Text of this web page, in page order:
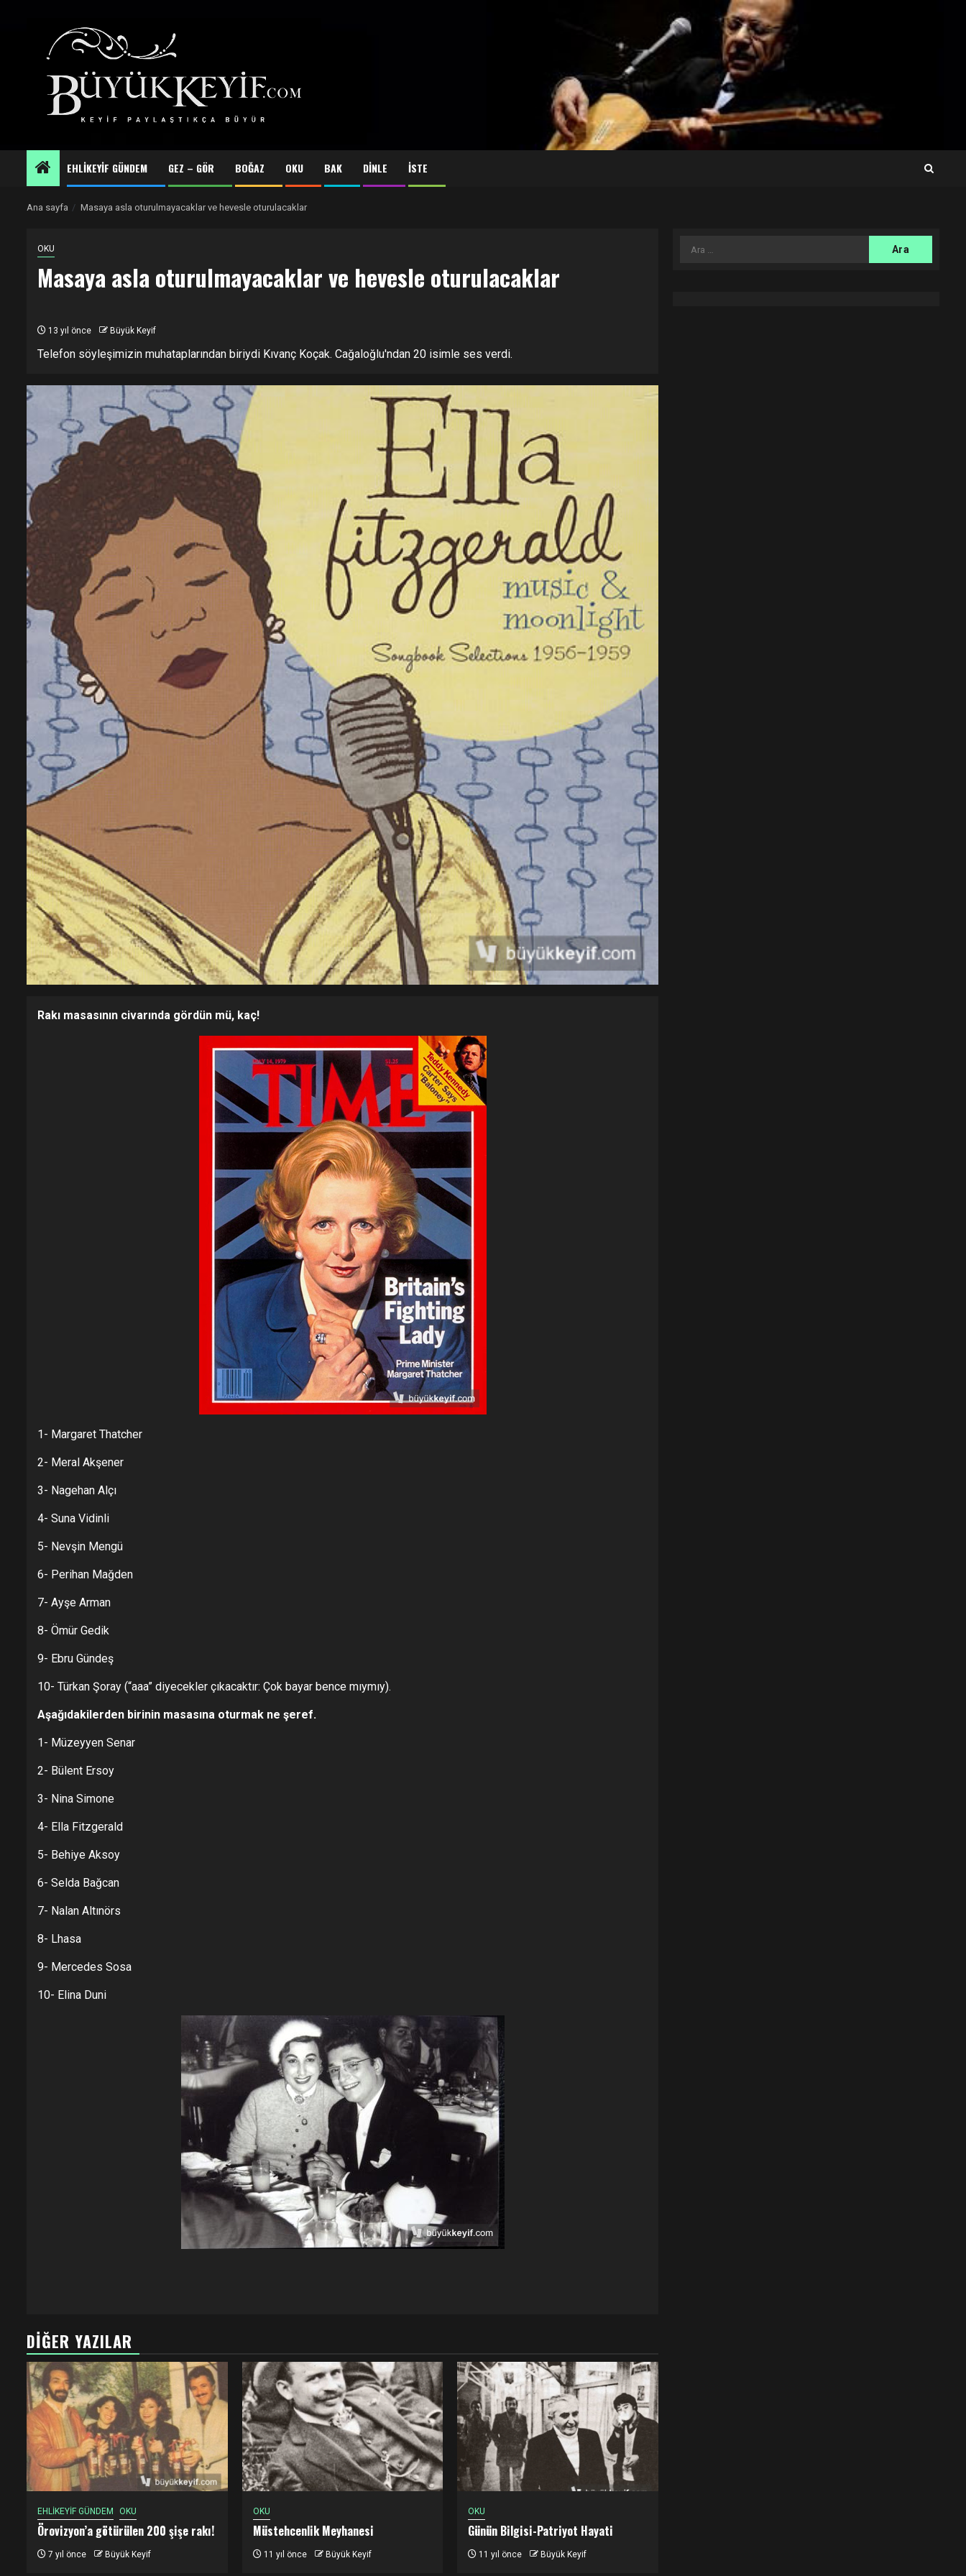
EHLİKEYİF GÜNDEM GEZ – GÖR BOĞAZ OKU BAK DİNLE İSTE
Ana sayfa Masaya asla oturulmayacaklar ve hevesle oturulacaklar
OKU
Masaya asla oturulmayacaklar ve hevesle oturulacaklar
13 yıl önce Büyük Keyif
Telefon söyleşimizin muhataplarından biriydi Kıvanç Koçak. Cağaloğlu'ndan 20 isimle ses verdi.
Rakı masasının civarında gördün mü, kaç!
1- Margaret Thatcher
2- Meral Akşener
3- Nagehan Alçı
4- Suna Vidinli
5- Nevşin Mengü
6- Perihan Mağden
7- Ayşe Arman
8- Ömür Gedik
9- Ebru Gündeş
10- Türkan Şoray (“aaa” diyecekler çıkacaktır: Çok bayar bence mıymıy).
Aşağıdakilerden birinin masasına oturmak ne şeref.
1- Müzeyyen Senar
2- Bülent Ersoy
3- Nina Simone
4- Ella Fitzgerald
5- Behiye Aksoy
6- Selda Bağcan
7- Nalan Altınörs
8- Lhasa
9- Mercedes Sosa
10- Elina Duni
DIĞER YAZILAR
EHLİKEYİF GÜNDEM OKU
Örovizyon’a götürülen 200 şişe rakı!
7 yıl önce Büyük Keyif
OKU
Müstehcenlik Meyhanesi
11 yıl önce Büyük Keyif
OKU
Günün Bilgisi-Patriyot Hayati
11 yıl önce Büyük Keyif
Arama: